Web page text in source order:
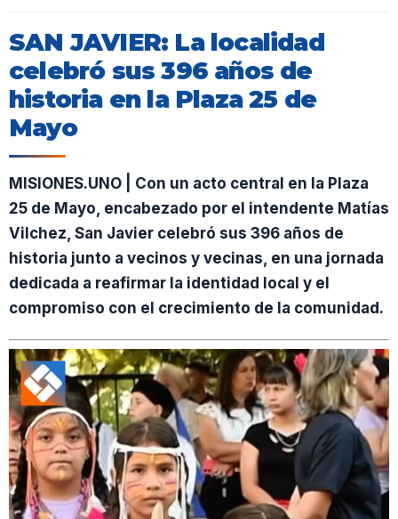
SAN JAVIER: La localidad
celebró sus 396 años de
historia en la Plaza 25 de
Mayo
MISIONES.UNO | Con un acto central en la Plaza
25 de Mayo, encabezado por el intendente Matías
Vilchez, San Javier celebró sus 396 años de
historia junto a vecinos y vecinas, en una jornada
dedicada a reafirmar la identidad local y el
compromiso con el crecimiento de la comunidad.